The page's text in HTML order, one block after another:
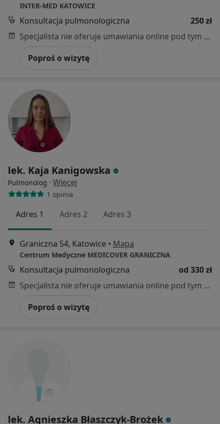
INTER-MED KATOWICE
Konsultacja pulmonologiczna
250 zł
Specjalista nie oferuje umawiania online pod tym adresem.
Poproś o wizytę
lek. Kaja Kanigowska
Pulmonolog · Więcej
1 opinia
Adres 1 Adres 2 Adres 3
Graniczna 54, Katowice • Mapa
Centrum Medyczne MEDICOVER GRANICZNA
Konsultacja pulmonologiczna
od 330 zł
Specjalista nie oferuje umawiania online pod tym adresem.
Poproś o wizytę
lek. Agnieszka Błaszczyk-Brożek